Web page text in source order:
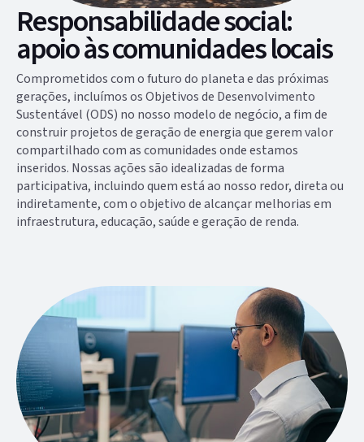
Responsabilidade social:
apoio às comunidades locais
Comprometidos com o futuro do planeta e das próximas
gerações, incluímos os Objetivos de Desenvolvimento
Sustentável (ODS) no nosso modelo de negócio, a fim de
construir projetos de geração de energia que gerem valor
compartilhado com as comunidades onde estamos
inseridos. Nossas ações são idealizadas de forma
participativa, incluindo quem está ao nosso redor, direta ou
indiretamente, com o objetivo de alcançar melhorias em
infraestrutura, educação, saúde e geração de renda.